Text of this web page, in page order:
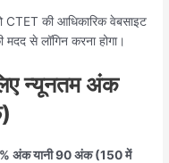
CTET की आधिकारिक वेबसाइट
मदद से लॉगिन करना होगा।
न्यूनतम अंक
अंक यानी 90 अंक (150 में